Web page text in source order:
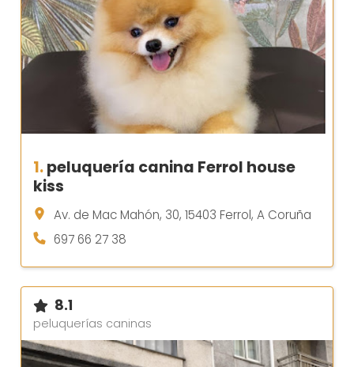
1.peluquería canina Ferrol house
kiss
Av. de Mac Mahón, 30, 15403 Ferrol, A Coruña
697 66 27 38
8.1
peluquerías caninas